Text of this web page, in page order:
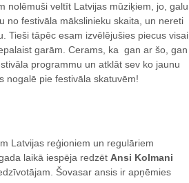
nolēmuši veltīt Latvijas mūziķiem, jo, galu
no festivāla mākslinieku skaita, un nereti
Tieši tāpēc esam izvēlējušies piecus visai
garām. Cerams, ka gan ar šo, gan
programmu un atklāt sev ko jaunu
nogalē pie festivāla skatuvēm!
Latvijas reģioniem un regulāriem
laikā iespēja redzēt Ansi Kolmani
Šovasar ansis ir apņēmies